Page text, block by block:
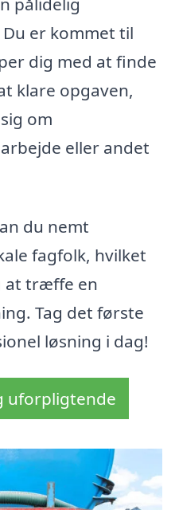
Du er kommet til
dig med at finde
klare opgaven,
om
eller andet
du nemt
fagfolk, hvilket
at træffe en
Tag det første
løsning i dag!
uforpligtende